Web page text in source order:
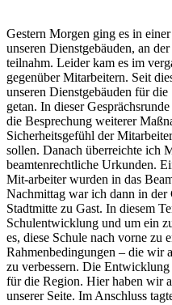
Gestern Morgen ging es in
unseren Dienstgebäuden, an
teilnahm. Leider kam es im
gegenüber Mitarbeitern. Seit
unseren Dienstgebäuden für
getan. In dieser
die Besprechung weiterer
Sicherheitsgefühl der
sollen. Danach überreichte ich
beamtenrechtliche Urkunden.
Mit-arbeiter wurden in das
Nachmittag war ich dann in der
Stadtmitte zu Gast. In diesem
Schulentwicklung und um ein
es, diese Schule nach vorne zu
Rahmenbedingungen – die wir
zu verbessern. Die
für die Region. Hier haben wir
unserer Seite. Im Anschluss